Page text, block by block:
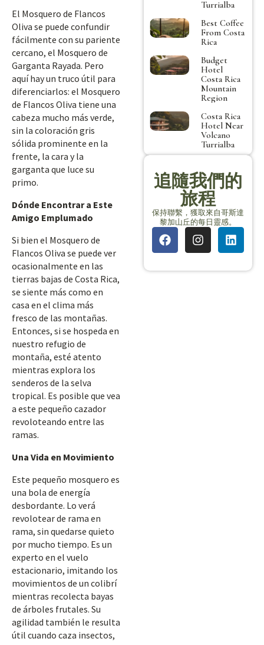
El Mosquero de Flancos
Oliva se puede confundir
fácilmente con su pariente
cercano, el Mosquero de
Garganta Rayada. Pero
aquí hay un truco útil para
diferenciarlos: el Mosquero
de Flancos Oliva tiene una
cabeza mucho más verde,
sin la coloración gris
sólida prominente en la
frente, la cara y la
garganta que luce su
primo.
Dónde Encontrar a Este
Amigo Emplumado
Si bien el Mosquero de
Flancos Oliva se puede ver
ocasionalmente en las
tierras bajas de Costa Rica,
se siente más como en
casa en el clima más
fresco de las montañas.
Entonces, si se hospeda en
nuestro refugio de
montaña, esté atento
mientras explora los
senderos de la selva
tropical. Es posible que vea
a este pequeño cazador
revoloteando entre las
ramas.
Una Vida en Movimiento
Este pequeño mosquero es
una bola de energía
desbordante. Lo verá
revolotear de rama en
rama, sin quedarse quieto
por mucho tiempo. Es un
experto en el vuelo
estacionario, imitando los
movimientos de un colibrí
mientras recolecta bayas
de árboles frutales. Su
agilidad también le resulta
útil cuando caza insectos,
Turrialba
Best Coffee
From Costa
Rica
Budget
Hotel
Costa Rica
Mountain
Region
Costa Rica
Hotel Near
Volcano
Turrialba
追隨我們的
旅程
保持聯繫，獲取來自哥斯達
黎加山丘的每日靈感。